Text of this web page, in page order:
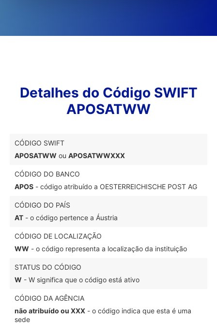
Detalhes do Código SWIFT
APOSATWW
CÓDIGO SWIFT
APOSATWW ou APOSATWWXXX
CÓDIGO DO BANCO
APOS - código atribuído a OESTERREICHISCHE POST AG
CÓDIGO DO PAÍS
AT - o código pertence a Áustria
CÓDIGO DE LOCALIZAÇÃO
WW - o código representa a localização da instituição
STATUS DO CÓDIGO
W - W significa que o código está ativo
CÓDIGO DA AGÊNCIA
não atribuído ou XXX - o código indica que esta é uma
sede